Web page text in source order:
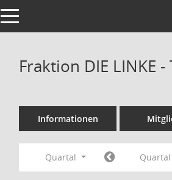
Toggle navigation
Fraktion DIE LINKE
Informationen
Quartal